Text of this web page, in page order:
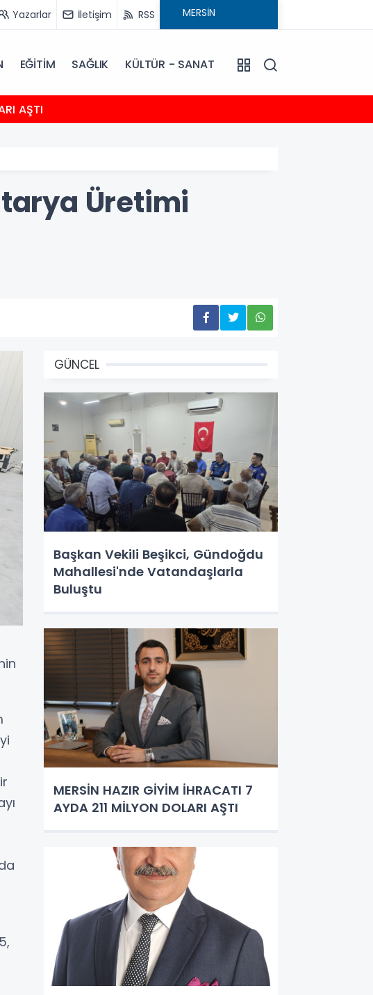
Yazarlar İletişim RSS
EĞİTİM SAĞLIK KÜLTÜR - SANAT
AŞTI
Üretimi
GÜNCEL
Başkan Vekili Beşikci, Gündoğdu
Mahallesi'nde Vatandaşlarla
Buluştu
MERSİN HAZIR GİYİM İHRACATI 7
AYDA 211 MİLYON DOLARI AŞTI